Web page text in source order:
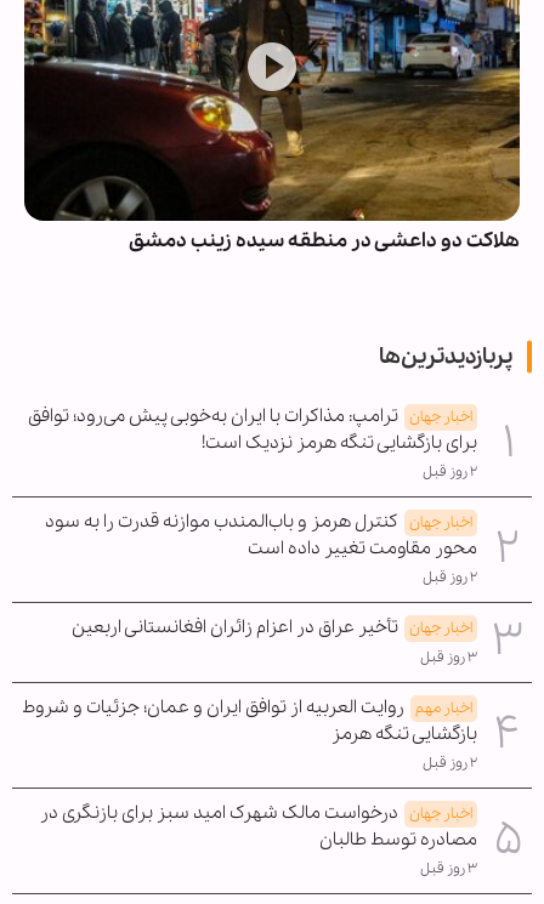
هلاکت دو داعشی در منطقه سیده زینب دمشق
پربازدیدترین‌ها
اخبار جهان ترامپ: مذاکرات با ایران به‌خوبی پیش می‌رود؛ توافق
برای بازگشایی تنگه هرمز نزدیک است!
۲ روز قبل
اخبار جهان کنترل هرمز و باب‌المندب موازنه قدرت را به سود
محور مقاومت تغییر داده است
۲ روز قبل
اخبار جهان تأخیر عراق در اعزام زائران افغانستانی اربعین
۳ روز قبل
اخبار مهم روایت العربیه از توافق ایران و عمان؛ جزئیات و شروط
بازگشایی تنگه هرمز
۲ روز قبل
اخبار جهان درخواست مالک شهرک امید سبز برای بازنگری در
مصادره توسط طالبان
۳ روز قبل